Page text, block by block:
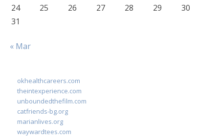
24
25 26 27 28 29
30
31
« Mar
okhealthcareers.com
theintexperience.com
unboundedthefilm.com
catfriends-bg.org
marianlives.org
waywardtees.com